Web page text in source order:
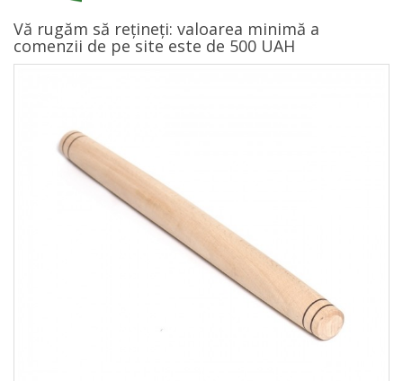
Vă rugăm să rețineți: valoarea minimă a
comenzii de pe site este de 500 UAH